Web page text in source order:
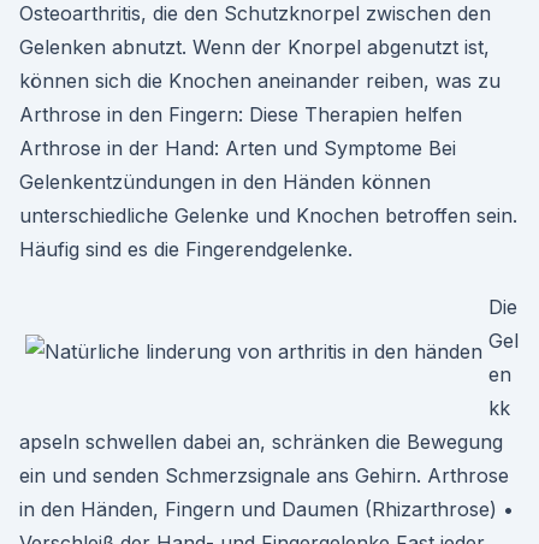
Osteoarthritis, die den Schutzknorpel zwischen den
Gelenken abnutzt. Wenn der Knorpel abgenutzt ist,
können sich die Knochen aneinander reiben, was zu
Arthrose in den Fingern: Diese Therapien helfen
Arthrose in der Hand: Arten und Symptome Bei
Gelenkentzündungen in den Händen können
unterschiedliche Gelenke und Knochen betroffen sein.
Häufig sind es die Fingerendgelenke.
Die
Gel
en
kk
apseln schwellen dabei an, schränken die Bewegung
ein und senden Schmerzsignale ans Gehirn. Arthrose
in den Händen, Fingern und Daumen (Rhizarthrose) •